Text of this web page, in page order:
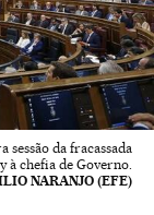
da fracassada
à chefia de Governo.
NARANJO (EFE)